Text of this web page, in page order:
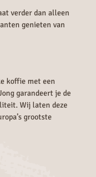
verder dan alleen
genieten van
koffie met een
garandeert je de
Wij laten deze
grootste